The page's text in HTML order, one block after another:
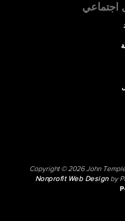
اجتماعي
Copyright © 2026 John
Nonprofit Web Designby